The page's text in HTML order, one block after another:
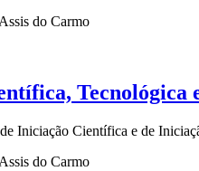
do Carmo
Tecnológica
Iniciação Científica e de
do Carmo